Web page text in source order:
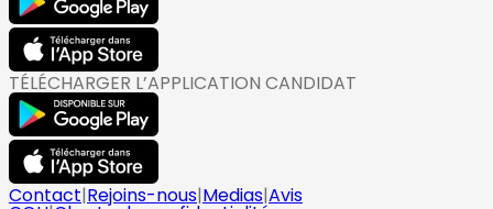
TÉLÉCHARGER L’APPLICATION CANDIDAT
Contact|Rejoins-nous|Medias|Avis